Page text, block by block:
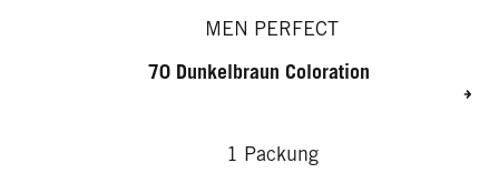
MEN PERFECT
70 Dunkelbraun Coloration
1 Packung